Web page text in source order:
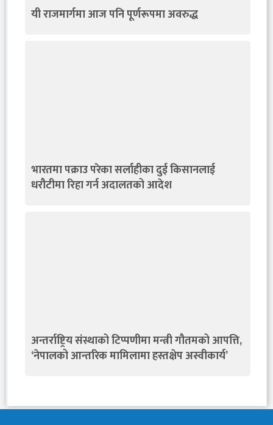
यी राजमार्गमा आज पनि पूर्णरूपमा अवरुद्ध
भारतमा पक्राउ परेका सर्लाहीका दुई किसानलाई
धरौटीमा रिहा गर्न अदालतको आदेश
अन्तर्राष्ट्रिय संस्थाको टिप्पणीमा मन्त्री गौतमको आपत्ति,
‘नेपालको आन्तरिक मामिलामा हस्तक्षेप अस्वीकार्य’